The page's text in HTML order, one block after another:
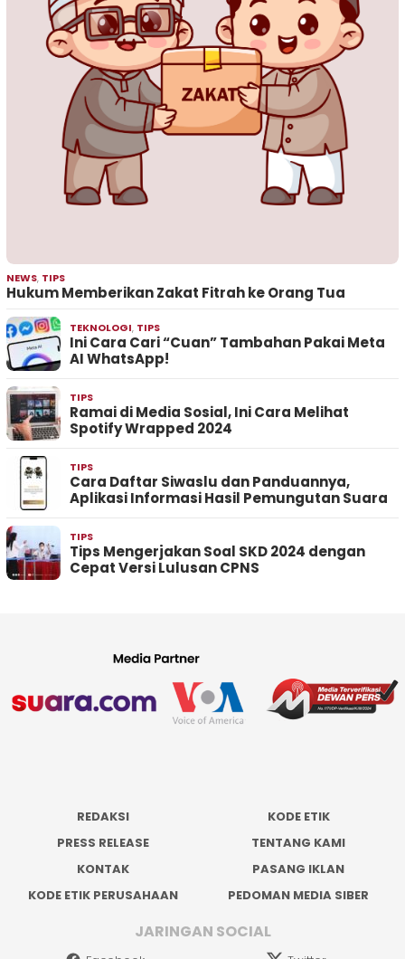
NEWS, TIPS
Hukum Memberikan Zakat Fitrah ke Orang Tua
TEKNOLOGI, TIPS
Ini Cara Cari “Cuan” Tambahan Pakai Meta
AI WhatsApp!
TIPS
Ramai di Media Sosial, Ini Cara Melihat
Spotify Wrapped 2024
TIPS
Cara Daftar Siwaslu dan Panduannya,
Aplikasi Informasi Hasil Pemungutan Suara
TIPS
Tips Mengerjakan Soal SKD 2024 dengan
Cepat Versi Lulusan CPNS
REDAKSI
KODE ETIK
PRESS RELEASE
TENTANG KAMI
KONTAK
PASANG IKLAN
KODE ETIK PERUSAHAAN
PEDOMAN MEDIA SIBER
JARINGAN SOCIAL